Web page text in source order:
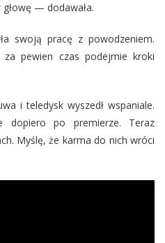
głowę — dodawała.
swoją pracę z powodzeniem.
pewien czas podejmie kroki
i teledysk wyszedł wspaniale.
dopiero po premierze. Teraz
Myślę, że karma do nich wróci